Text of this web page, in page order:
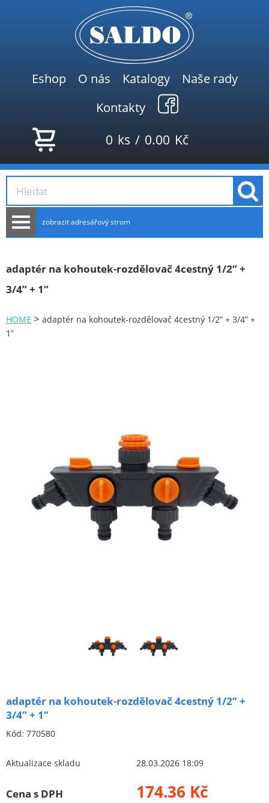
Eshop O nás Katalogy
Naše rady
Kontakty
0 ks / 0.00 Kč
zobrazit adresářový strom
NOVINKY
Zahrada
Úložné boxy na nářadí
Ochranné pomůcky
Keramické brusivo
Flex. kotouče
Brusivo na podložce
Pilové kotouče
Spojovací materiál Hašpl
Stavební chemie DenBraven
Cenové akce
adaptér na kohoutek-rozdělovač 4cestný 1/2” +
3/4” + 1”
HOME > adaptér na kohoutek-rozdělovač 4cestný 1/2” + 3/4” +
1”
adaptér na kohoutek-rozdělovač 4cestný 1/2” +
3/4” + 1”
Kód: 770580
Aktualizace skladu 28.03.2026 18:09
Cena s DPH 174.36 Kč